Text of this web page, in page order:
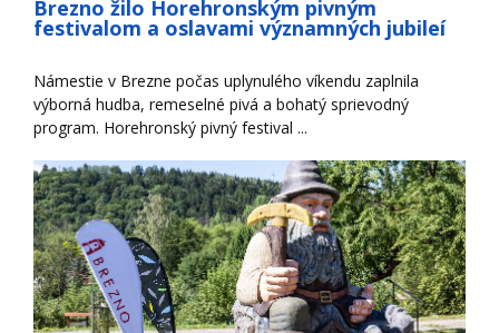
Brezno žilo Horehronským pivným
festivalom a oslavami významných jubileí
Námestie v Brezne počas uplynulého víkendu zaplnila
výborná hudba, remeselné pivá a bohatý sprievodný
program. Horehronský pivný festival ...